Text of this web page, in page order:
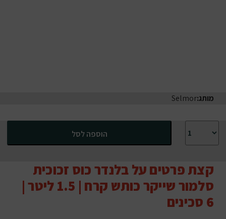
מותג:Selmor
הוספה לסל
קצת פרטים על בלנדר כוס זכוכית
סלמור שייקר כותש קרח | 1.5 ליטר |
6 סכינים